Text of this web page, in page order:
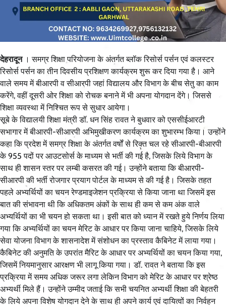
देहरादून। समग्र शिक्षा परियोजना के अंतर्गत ब्लॉक रिसोर्स पर्सन एवं कलस्टर
रिसोर्स पर्सन का तीन दिवसीय प्रशिक्षण कार्यक्रम शुरू कर दिया गया है। आने
वाले समय में बीआरपी व सीआरपी जहां विद्यालय और विभाग के बीच सेतु का काम
करेंगे, वहीं दूसरी ओर शिक्षा को रोचक बनाने में भी अपना योगदान देंगे। जिससे
शिक्षा व्यवस्था में निश्चित रूप से सुधार आयेगा।
सूबे के विद्यालयी शिक्षा मंत्री डॉ. धन सिंह रावत ने बुधवार को एससीईआरटी
सभागार में बीआरपी-सीआरपी अभिमुखीकरण कार्यक्रम का शुभारम्भ किया। उन्होंने
कहा कि प्रदेश में समग्र शिक्षा के अंतर्गत वर्षों से रिक्त चल रहे सीआरपी-बीआरपी
के 955 पदों पर आउटसोर्स के माध्यम से भर्ती की गई है, जिसके लिये विभाग के
साथ ही शासन स्तर पर लम्बी कसरत की गई। उन्होंने बताया कि बीआरपी-
सीआरपी की भर्ती रोजगार प्रयाग पोर्टल के माध्यम से की गई है। जिसके तहत
पहले अभ्यर्थियों का चयन रेण्डमाइजेशन प्रक्रिया से किया जाना था जिसमें इस
बात की संभावना थी कि अधिकतम अंकों के साथ ही कम से कम अंक वाले
अभ्यर्थियों का भी चयन हो सकता था। इसी बात को ध्यान में रखते हुये निर्णय लिया
गया कि अभ्यर्थियों का चयन मेरिट के आधार पर किया जाना चाहिये, जिसके लिये
सेवा योजना विभाग के शासनादेश में संशोधन का प्रस्ताव कैबिनेट में लाया गया।
कैबिनेट की अनुमति के उपरांत मैरिट के आधार पर अभ्यर्थियों का चयन किया गया,
जिसमें नियमानुसार आरक्षण भी लागू किया गया। डॉ. रावत ने बताया कि इस
प्रक्रिया में समय अधिक जरूर लगा लेकिन विभाग को मेरिट के आधार पर श्रेष्ठ
अभ्यर्थी मिले हैं। उन्होंने उम्मीद जताई कि सभी चयनित अभ्यर्थी शिक्षा की बेहतरी
के लिये अपना विशेष योगदान देने के साथ ही अपने कार्य एवं दायित्वों का निर्वहन